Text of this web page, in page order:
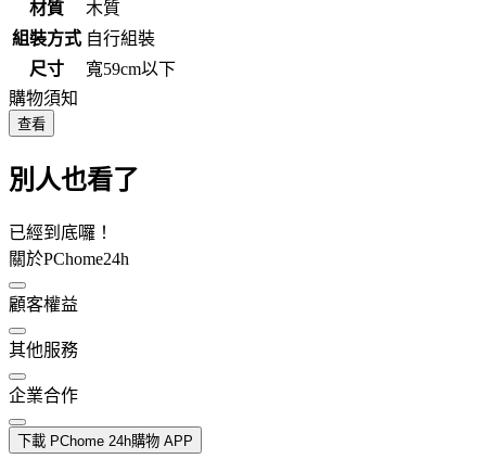
材質
木質
組裝方式 自行組裝
尺寸
寬59cm以下
購物須知
查看
別人也看了
已經到底囉！
關於PChome24h
顧客權益
其他服務
企業合作
下載 PChome 24h購物 APP